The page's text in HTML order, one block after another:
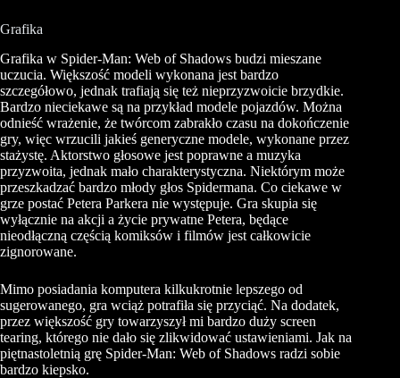
Grafika
Grafika w Spider-Man: Web of Shadows budzi mieszane
uczucia. Większość modeli wykonana jest bardzo
szczegółowo, jednak trafiają się też nieprzyzwoicie brzydkie.
Bardzo nieciekawe są na przykład modele pojazdów. Można
odnieść wrażenie, że twórcom zabrakło czasu na dokończenie
gry, więc wrzucili jakieś generyczne modele, wykonane przez
stażystę. Aktorstwo głosowe jest poprawne a muzyka
przyzwoita, jednak mało charakterystyczna. Niektórym może
przeszkadzać bardzo młody głos Spidermana. Co ciekawe w
grze postać Petera Parkera nie występuje. Gra skupia się
wyłącznie na akcji a życie prywatne Petera, będące
nieodłączną częścią komiksów i filmów jest całkowicie
zignorowane.
Mimo posiadania komputera kilkukrotnie lepszego od
sugerowanego, gra wciąż potrafiła się przyciąć. Na dodatek,
przez większość gry towarzyszył mi bardzo duży screen
tearing, którego nie dało się zlikwidować ustawieniami. Jak na
piętnastoletnią grę Spider-Man: Web of Shadows radzi sobie
bardzo kiepsko.